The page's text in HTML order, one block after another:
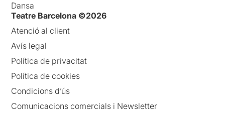
Dansa
Teatre Barcelona ©2026
Atenció al client
Avís legal
Política de privacitat
Política de cookies
Condicions d’ús
Comunicacions comercials i Newsletter